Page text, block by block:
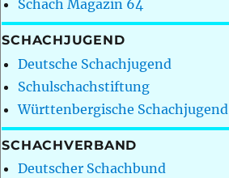
Schach Magazin 64
SCHACHJUGEND
Deutsche Schachjugend
Schulschachstiftung
Württenbergische Schachjugend
SCHACHVERBAND
Deutscher Schachbund